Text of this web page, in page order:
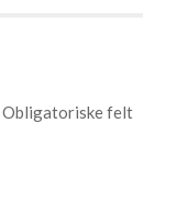
Obligatoriske felt